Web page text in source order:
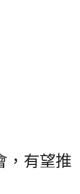
，有望推